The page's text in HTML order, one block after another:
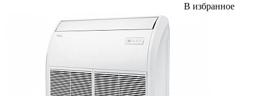
В избранное